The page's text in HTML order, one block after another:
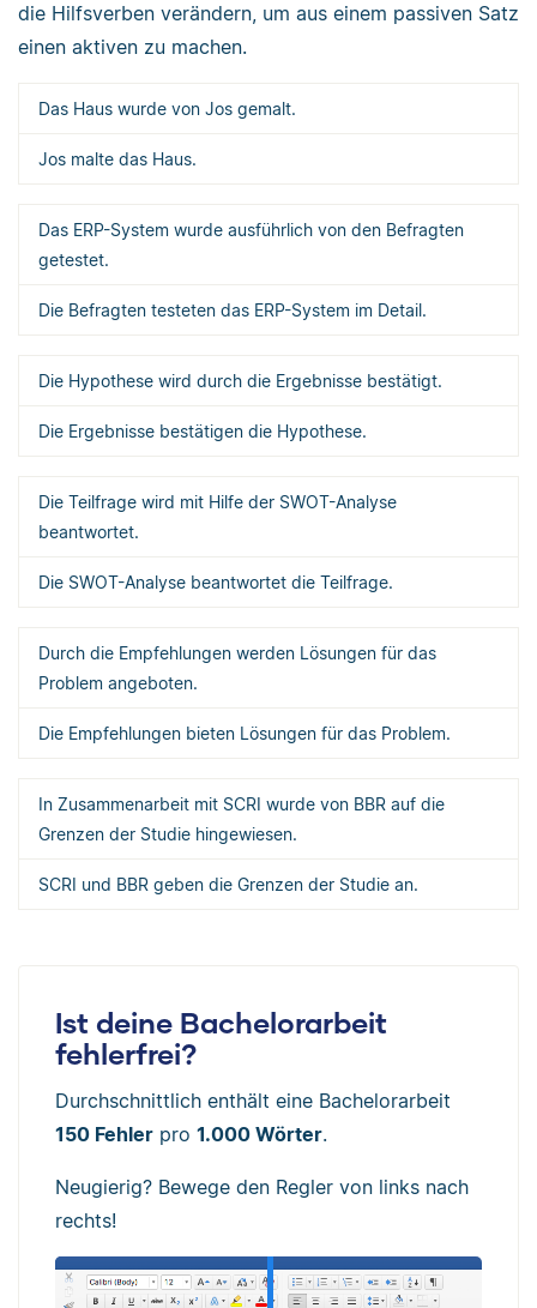
die Hilfsverben verändern, um aus einem passiven Satz
einen aktiven zu machen.
Das Haus wurde von Jos gemalt.
Jos malte das Haus.
Das ERP-System wurde ausführlich von den Befragten
getestet.
Die Befragten testeten das ERP-System im Detail.
Die Hypothese wird durch die Ergebnisse bestätigt.
Die Ergebnisse bestätigen die Hypothese.
Die Teilfrage wird mit Hilfe der SWOT-Analyse
beantwortet.
Die SWOT-Analyse beantwortet die Teilfrage.
Durch die Empfehlungen werden Lösungen für das
Problem angeboten.
Die Empfehlungen bieten Lösungen für das Problem.
In Zusammenarbeit mit SCRI wurde von BBR auf die
Grenzen der Studie hingewiesen.
SCRI und BBR geben die Grenzen der Studie an.
Ist deine Bachelorarbeit
fehlerfrei?
Durchschnittlich enthält eine Bachelorarbeit
150 Fehler pro 1.000 Wörter.
Neugierig? Bewege den Regler von links nach
rechts!